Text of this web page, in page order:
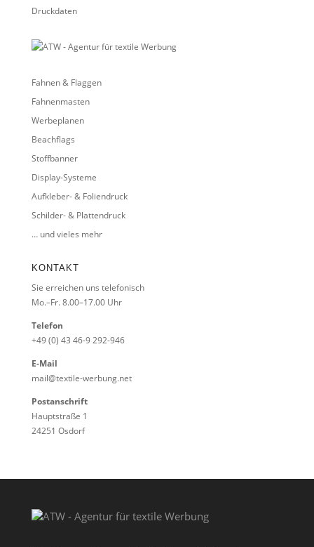
Druckdaten
Fahnen & Flaggen
Fahnenmasten
Werbeplanen
Beachflags
Stoffbanner
Display-Systeme
Aufkleber- & Foliendruck
Schilder- & Plattendruck
… und vieles mehr
KONTAKT
Sie erreichen uns telefonisch
Mo.–Fr. 8.00–17.00 Uhr
Telefon
+49 (0) 43 46-9 292-946
E-Mail
mail@textile-werbung.net
Postanschrift
Hauptstraße 1
24251 Osdorf